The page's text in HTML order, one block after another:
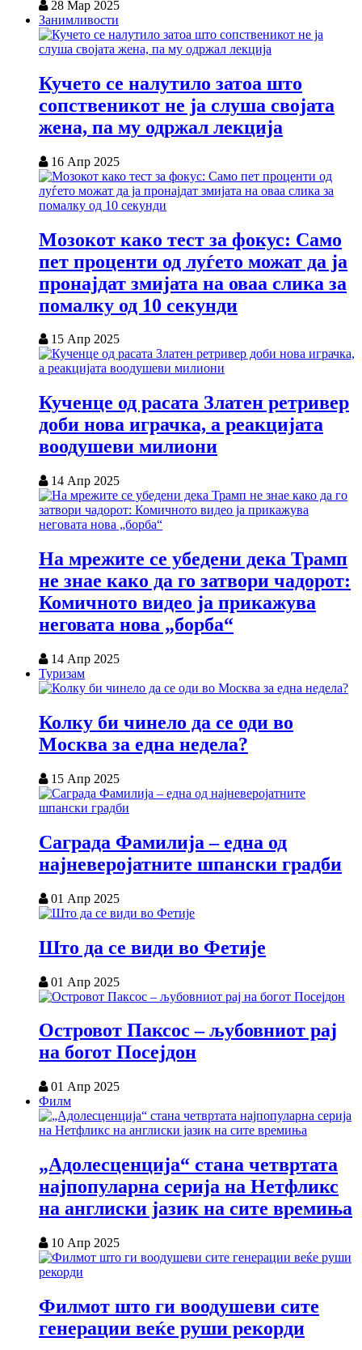
28 Мар 2025
Занимливости
Кучето се налутило затоа што
сопственикот не ја слуша својата
жена, па му одржал лекција
16 Апр 2025
Мозокот како тест за фокус: Само
пет проценти од луѓето можат да ја
пронајдат змијата на оваа слика за
помалку од 10 секунди
15 Апр 2025
Кученце од расата Златен ретривер
доби нова играчка, а реакцијата
воодушеви милиони
14 Апр 2025
На мрежите се убедени дека Трамп
не знае како да го затвори чадорот:
Комичното видео ја прикажува
неговата нова „борба“
14 Апр 2025
Туризам
Колку би чинело да се оди во
Москва за една недела?
15 Апр 2025
Саграда Фамилија – една од
најневеројатните шпански градби
01 Апр 2025
Што да се види во Фетије
01 Апр 2025
Островот Паксос – љубовниот рај
на богот Посејдон
01 Апр 2025
Филм
„Адолесценција“ стана четвртата
најпопуларна серија на Нетфликс
на англиски јазик на сите времиња
10 Апр 2025
Филмот што ги воодушеви сите
генерации веќе руши рекорди